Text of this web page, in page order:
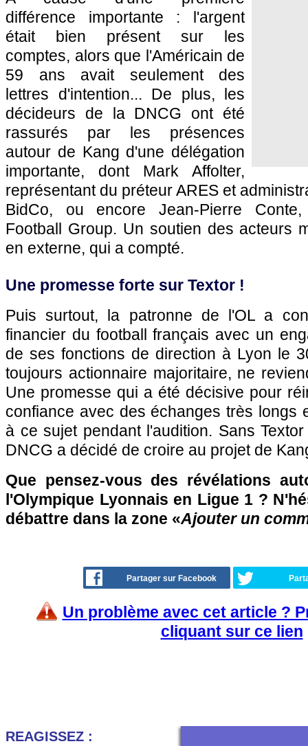
différence importante : l'argent
était bien présent sur les
comptes, alors que l'Américain de
59 ans avait seulement des
lettres d'intention... De plus, les
décideurs de la DNCG ont été
rassurés par les présences
autour de Kang d'une délégation
importante, dont Mark Affolter,
représentant du préteur ARES et
BidCo, ou encore Jean-Pierre Conte,
Football Group. Un soutien des acteurs
en externe, qui a compté.
Une promesse forte sur Textor !
Puis surtout, la patronne de l'OL a
financier du football français avec un
de ses fonctions de direction à Lyon le
toujours actionnaire majoritaire, ne
Une promesse qui a été décisive pour
confiance avec des échanges très longs
à ce sujet pendant l'audition. Sans
DNCG a décidé de croire au projet de
Que pensez-vous des révélations
l'Olympique Lyonnais en Ligue 1 ?
débattre dans la zone «Ajouter un
Partager sur Facebook
Un problème avec cet article ?
cliquant sur ce lien
REAGISSEZ :